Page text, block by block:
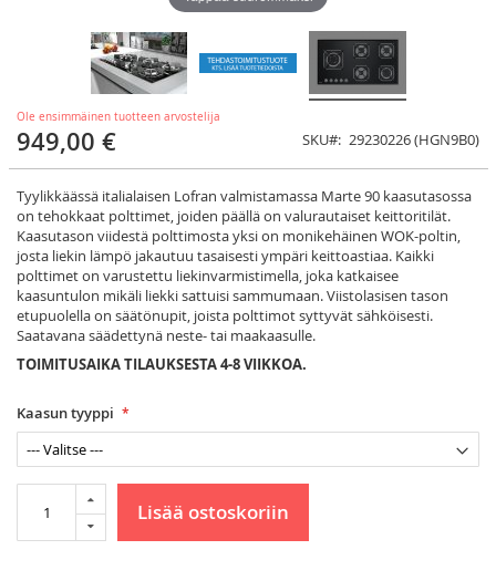
Ole ensimmäinen tuotteen arvostelija
949,00 € SKU 29230226 (HGN9B0)
Tyylikkäässä italialaisen Lofran valmistamassa Marte 90 kaasutasossa
on tehokkaat polttimet, joiden päällä on valurautaiset keittoritilät.
Kaasutason viidestä polttimosta yksi on monikehäinen WOK-poltin,
josta liekin lämpö jakautuu tasaisesti ympäri keittoastiaa. Kaikki
polttimet on varustettu liekinvarmistimella, joka katkaisee
kaasuntulon mikäli liekki sattuisi sammumaan. Viistolasisen tason
etupuolella on säätönupit, joista polttimot syttyvät sähköisesti.
Saatavana säädettynä neste- tai maakaasulle.
TOIMITUSAIKA TILAUKSESTA 4-8 VIIKKOA.
Kaasun tyyppi
Lisää ostoskoriin